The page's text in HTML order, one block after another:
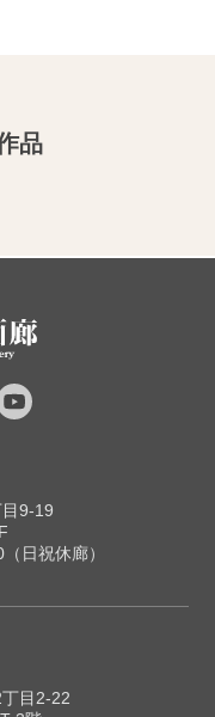
品
9-19
日祝休廊）
目2-22